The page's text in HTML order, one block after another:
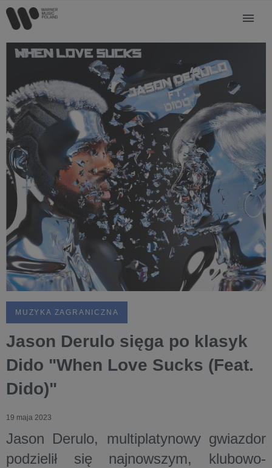
MUZYKA ZAGRANICZNA
Jason Derulo sięga po klasyk
Dido "When Love Sucks (Feat.
Dido)"
19 maja 2023
Jason Derulo, multiplatynowy gwiazdor
podzielił się najnowszym, klubowo-